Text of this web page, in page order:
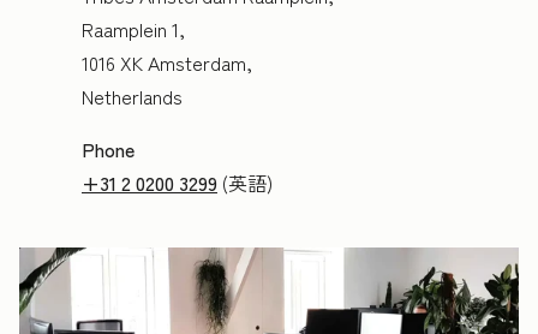
Raamplein 1,
1016 XK Amsterdam,
Netherlands
Phone
+31 2 0200 3299 (英語)